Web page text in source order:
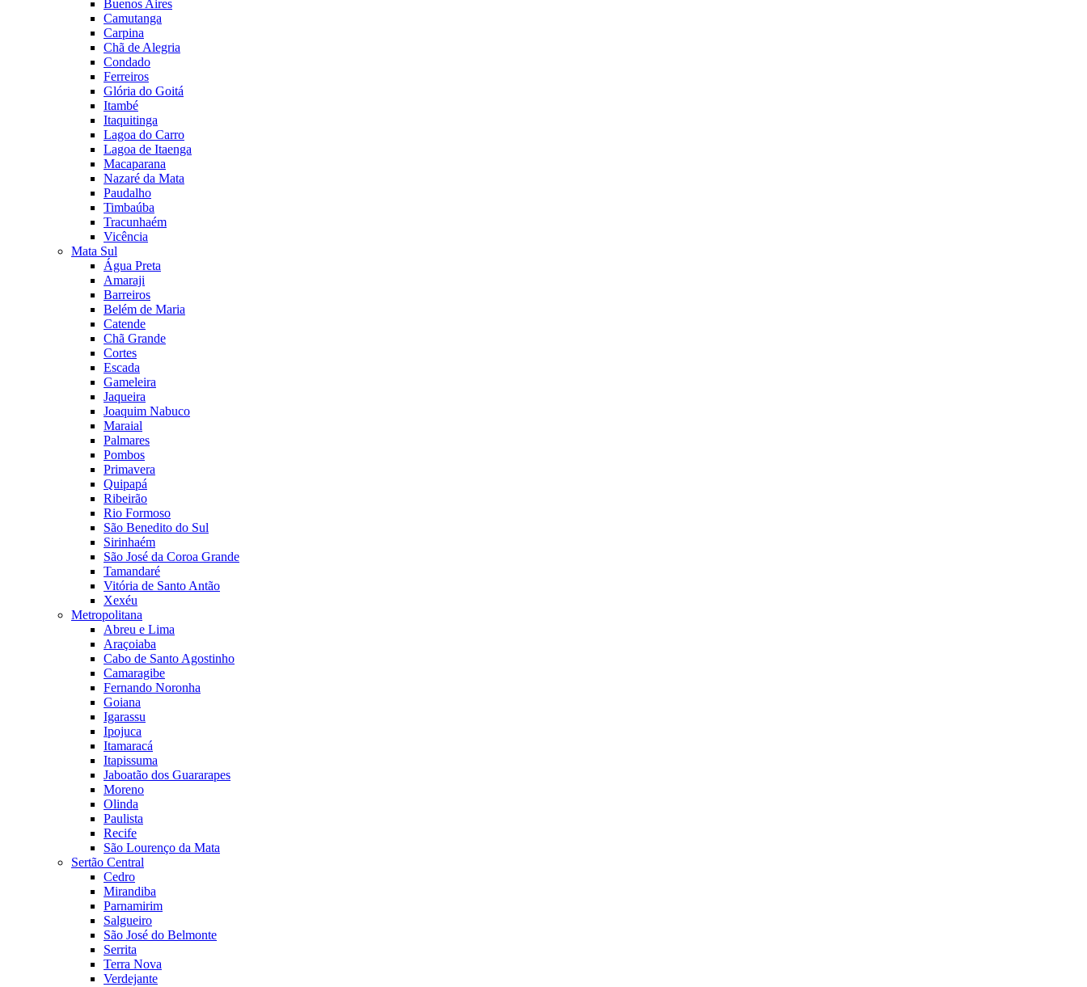
Buenos Aires
Camutanga
Carpina
Chã de Alegria
Condado
Ferreiros
Glória do Goitá
Itambé
Itaquitinga
Lagoa do Carro
Lagoa de Itaenga
Macaparana
Nazaré da Mata
Paudalho
Timbaúba
Tracunhaém
Vicência
Mata Sul
Água Preta
Amaraji
Barreiros
Belém de Maria
Catende
Chã Grande
Cortes
Escada
Gameleira
Jaqueira
Joaquim Nabuco
Maraial
Palmares
Pombos
Primavera
Quipapá
Ribeirão
Rio Formoso
São Benedito do Sul
Sirinhaém
São José da Coroa Grande
Tamandaré
Vitória de Santo Antão
Xexéu
Metropolitana
Abreu e Lima
Araçoiaba
Cabo de Santo Agostinho
Camaragibe
Fernando Noronha
Goiana
Igarassu
Ipojuca
Itamaracá
Itapissuma
Jaboatão dos Guararapes
Moreno
Olinda
Paulista
Recife
São Lourenço da Mata
Sertão Central
Cedro
Mirandiba
Parnamirim
Salgueiro
São José do Belmonte
Serrita
Terra Nova
Verdejante